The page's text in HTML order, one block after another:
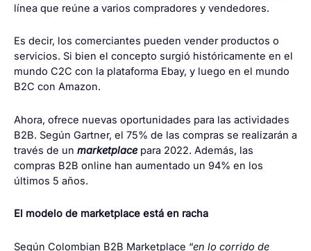
línea que reúne a varios compradores y vendedores.
Es decir, los comerciantes pueden vender productos o
servicios. Si bien el concepto surgió históricamente en el
mundo C2C con la plataforma Ebay, y luego en el mundo
B2C con Amazon.
Ahora, ofrece nuevas oportunidades para las actividades
B2B. Según Gartner, el 75% de las compras se realizarán a
través de un marketplacepara 2022. Además, las
compras B2B online han aumentado un 94% en los
últimos 5 años.
El modelo de marketplace está en racha
Según Colombian B2B Marketplace “en lo corrido de